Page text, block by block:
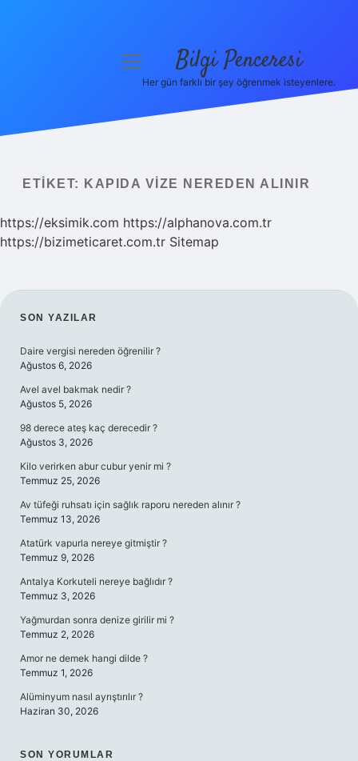
Yasal Uyarı
Hakkımızda
menüyü
Bilgi Penceresi
Her gün farklı bir şey öğrenmek isteyenlere.
ETIKET: KAPIDA VIZE NEREDEN ALINIR
https://eksimik.com https://alphanova.com.tr
https://bizimeticaret.com.tr Sitemap
SIDEBAR
SON YAZILAR
Daire vergisi nereden öğrenilir ?
Ağustos 6, 2026
Avel avel bakmak nedir ?
Ağustos 5, 2026
98 derece ateş kaç derecedir ?
Ağustos 3, 2026
Kilo verirken abur cubur yenir mi ?
Temmuz 25, 2026
Av tüfeği ruhsatı için sağlık raporu nereden alınır ?
Temmuz 13, 2026
Atatürk vapurla nereye gitmiştir ?
Temmuz 9, 2026
Antalya Korkuteli nereye bağlıdır ?
Temmuz 3, 2026
Yağmurdan sonra denize girilir mi ?
Temmuz 2, 2026
Amor ne demek hangi dilde ?
Temmuz 1, 2026
Alüminyum nasıl ayrıştırılır ?
Haziran 30, 2026
SON YORUMLAR